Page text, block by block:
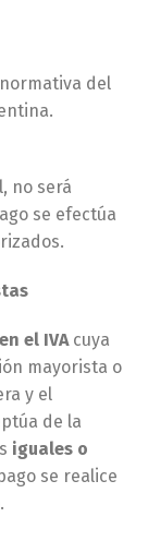
del
no será
se efectúa
el IVAcuya
mayorista o
y el
de la
iguales o
se realice